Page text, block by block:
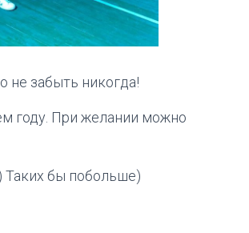
не забыть никогда!
году. При желании можно
Таких бы побольше)